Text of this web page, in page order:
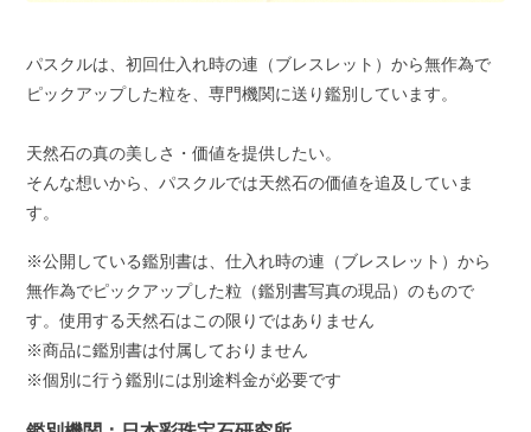
パスクルは、初回仕入れ時の連（ブレスレット）から無作為で
ピックアップした粒を、専門機関に送り鑑別しています。
天然石の真の美しさ・価値を提供したい。
そんな想いから、パスクルでは天然石の価値を追及していま
す。
※公開している鑑別書は、仕入れ時の連（ブレスレット）から
無作為でピックアップした粒（鑑別書写真の現品）のもので
す。使用する天然石はこの限りではありません
※商品に鑑別書は付属しておりません
※個別に行う鑑別には別途料金が必要です